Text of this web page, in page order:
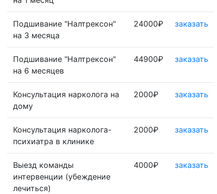
Подшивание "Налтрексон"
на 3 месяца
24000₽ заказать
Подшивание "Налтрексон"
на 6 месяцев
44900₽ заказать
Консультация нарколога на
дому
2000₽ заказать
Консультация нарколога-
психиатра в клинике
2000₽ заказать
Выезд команды
интервенции (убеждение
лечиться)
4000₽ заказать